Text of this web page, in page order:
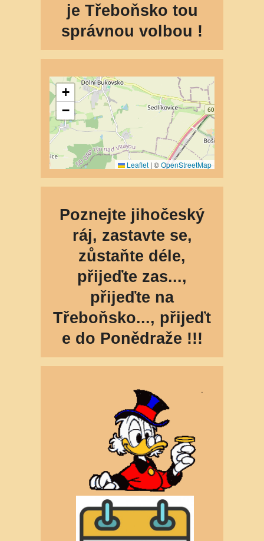
je Třeboňsko tou
správnou volbou !
Poznejte jihočeský
ráj, zastavte se,
zůstaňte déle,
přijeďte zas...,
přijeďte na
Třeboňsko..., přijeďt
e do Ponědraže !!!